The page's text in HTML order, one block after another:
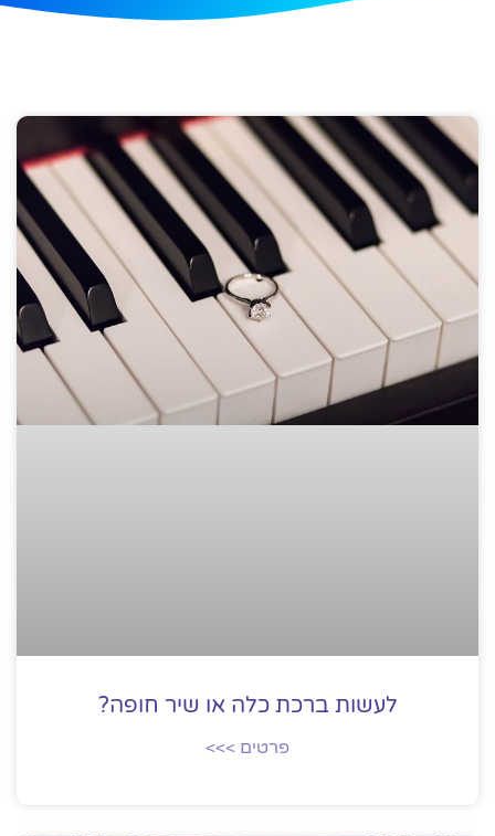
לעשות ברכת כלה או שיר חופה?
פרטים >>>